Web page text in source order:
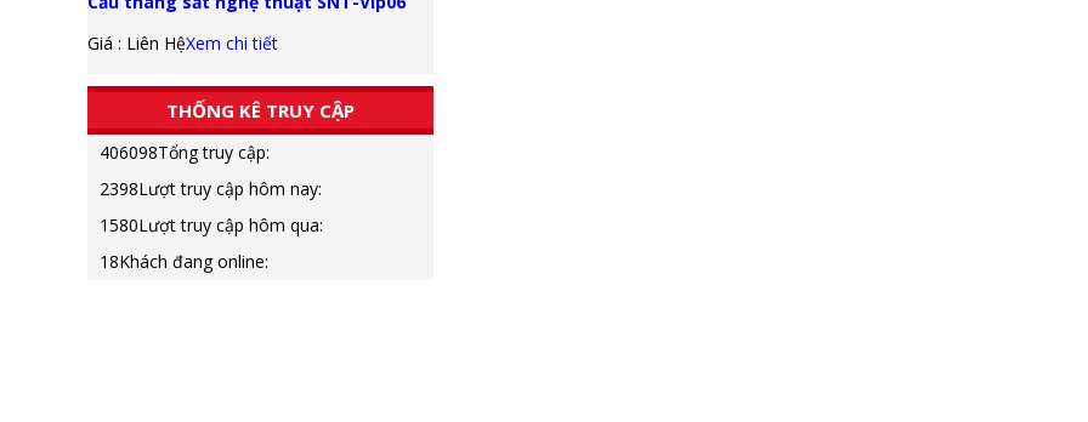
Giá : Liên HệXem chi tiết
THỐNG KÊ TRUY CẬP
406098Tổng truy cập:
2398Lượt truy cập hôm nay:
1580Lượt truy cập hôm qua:
18Khách đang online: